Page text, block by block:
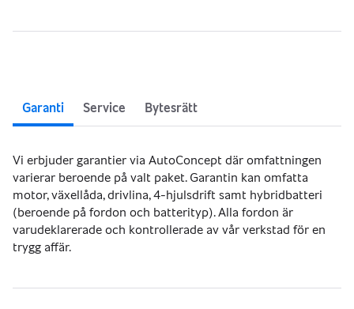
Öppettider:
Lördag–Söndag 10–16
Kontakta oss för mer information eller boka visning och
provkörning.
Garanti Service Bytesrätt
Vi erbjuder garantier via AutoConcept där omfattningen
varierar beroende på valt paket. Garantin kan omfatta
motor, växellåda, drivlina, 4-hjulsdrift samt hybridbatteri
(beroende på fordon och batterityp). Alla fordon är
varudeklarerade och kontrollerade av vår verkstad för en
trygg affär.